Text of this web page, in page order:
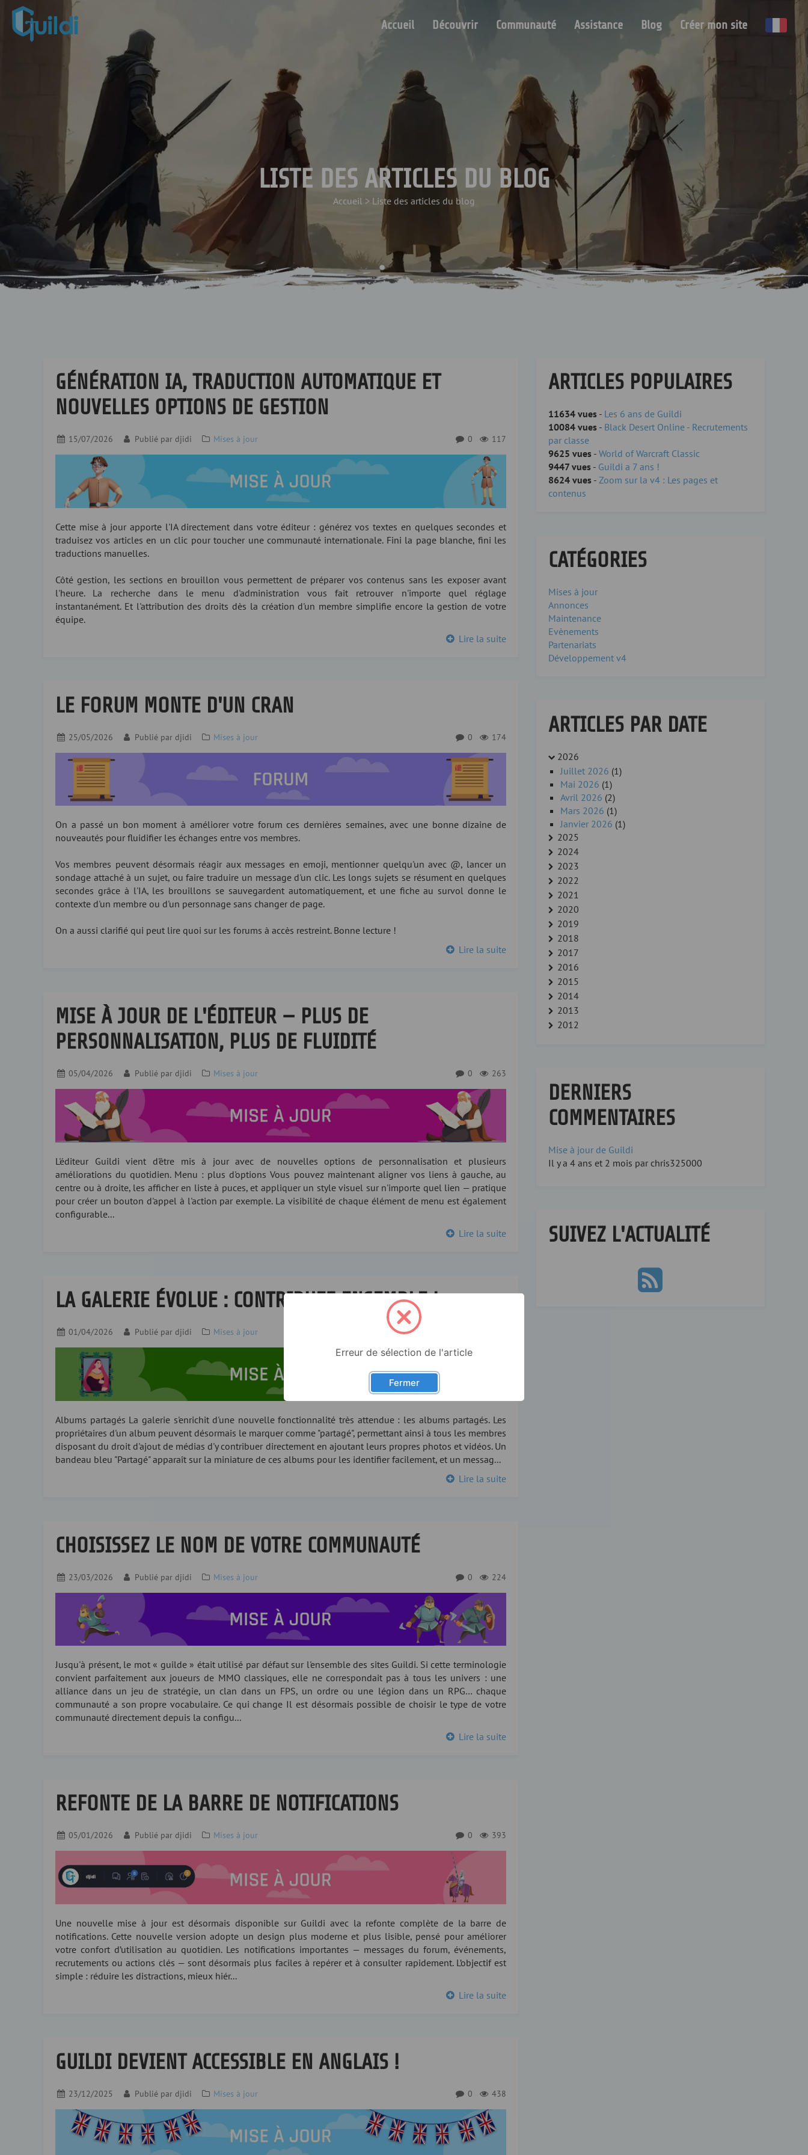
Accueil Découvrir Communauté Assistance Blog Créer mon site
LISTE DES ARTICLES DU BLOG
Accueil > Liste des articles du blog
GÉNÉRATION IA, TRADUCTION AUTOMATIQUE ET
NOUVELLES OPTIONS DE GESTION
15/07/2026 Publié par djidi Mises à jour 117
0
Cette mise à jour apporte l'IA directement dans votre éditeur : générez vos textes en quelques secondes et
traduisez vos articles en un clic pour toucher une communauté internationale. Fini la page blanche, fini les
traductions manuelles.
Côté gestion, les sections en brouillon vous permettent de préparer vos contenus sans les exposer avant
l'heure. La recherche dans le menu d'administration vous fait retrouver n'importe quel réglage
instantanément. Et l'attribution des droits dès la création d'un membre simplifie encore la gestion de votre
équipe.
Lire la suite
LE FORUM MONTE D'UN CRAN
25/05/2026 Publié par djidi Mises à jour 174
0
On a passé un bon moment à améliorer votre forum ces dernières semaines, avec une bonne dizaine de
nouveautés pour fluidifier les échanges entre vos membres.
Vos membres peuvent désormais réagir aux messages en emoji, mentionner quelqu'un avec @, lancer un
sondage attaché à un sujet, ou faire traduire un message d'un clic. Les longs sujets se résument en quelques
secondes grâce à l'IA, les brouillons se sauvegardent automatiquement, et une fiche au survol donne le
contexte d'un membre ou d'un personnage sans changer de page.
On a aussi clarifié qui peut lire quoi sur les forums à accès restreint. Bonne lecture !
Lire la suite
MISE À JOUR DE L'ÉDITEUR — PLUS DE
PERSONNALISATION, PLUS DE FLUIDITÉ
05/04/2026 Publié par djidi Mises à jour 263
0
L'éditeur Guildi vient d'être mis à jour avec de nouvelles options de personnalisation et plusieurs
améliorations du quotidien. Menu : plus d'options Vous pouvez maintenant aligner vos liens à gauche, au
centre ou à droite, les afficher en liste à puces, et appliquer un style visuel sur n'importe quel lien — pratique
pour créer un bouton d'appel à l'action par exemple. La visibilité de chaque élément de menu est également
configurable...
Lire la suite
LA GALERIE ÉVOLUE : CONTRIBUEZ ENSEMBLE !
01/04/2026 Publié par djidi Mises à jour
Albums partagés La galerie s'enrichit d'une nouvelle fonctionnalité très attendue : les albums partagés. Les
propriétaires d'un album peuvent désormais le marquer comme "partagé", permettant ainsi à tous les membres
disposant du droit d'ajout de médias d'y contribuer directement en ajoutant leurs propres photos et vidéos. Un
bandeau bleu "Partagé" apparaît sur la miniature de ces albums pour les identifier facilement, et un messag...
Lire la suite
CHOISISSEZ LE NOM DE VOTRE COMMUNAUTÉ
23/03/2026 Publié par djidi Mises à jour 224
0
Jusqu'à présent, le mot « guilde » était utilisé par défaut sur l'ensemble des sites Guildi. Si cette terminologie
convient parfaitement aux joueurs de MMO classiques, elle ne correspondait pas à tous les univers : une
alliance dans un jeu de stratégie, un clan dans un FPS, un ordre ou une légion dans un RPG… chaque
communauté a son propre vocabulaire. Ce qui change Il est désormais possible de choisir le type de votre
communauté directement depuis la configu...
Lire la suite
REFONTE DE LA BARRE DE NOTIFICATIONS
05/01/2026 Publié par djidi Mises à jour 393
0
Une nouvelle mise à jour est désormais disponible sur Guildi avec la refonte complète de la barre de
notifications. Cette nouvelle version adopte un design plus moderne et plus lisible, pensé pour améliorer
votre confort d’utilisation au quotidien. Les notifications importantes — messages du forum, événements,
recrutements ou actions clés — sont désormais plus faciles à repérer et à consulter rapidement. L’objectif est
simple : réduire les distractions, mieux hiér...
Lire la suite
GUILDI DEVIENT ACCESSIBLE EN ANGLAIS !
23/12/2025 Publié par djidi Mises à jour 438
0
ARTICLES POPULAIRES
11634 vues - Les 6 ans de Guildi
10084 vues - Black Desert Online - Recrutements
par classe
9625 vues - World of Warcraft Classic
9447 vues - Guildi a 7 ans !
8624 vues - Zoom sur la v4 : Les pages et
contenus
CATÉGORIES
Mises à jour
Annonces
Maintenance
Evènements
Partenariats
Développement v4
ARTICLES PAR DATE
2026
Juillet 2026 (1)
Mai 2026 (1)
Avril 2026 (2)
Mars 2026 (1)
Janvier 2026 (1)
2025
2024
2023
2022
2021
2020
2019
2018
2017
2016
2015
2014
2013
2012
DERNIERS
COMMENTAIRES
Mise à jour de Guildi
Il y a 4 ans et 2 mois par chris325000
SUIVEZ L'ACTUALITÉ
Erreur de sélection de l'article
Fermer